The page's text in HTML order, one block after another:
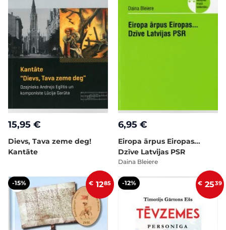
15,95 €
Dievs, Tava zeme deg!
Kantāte
6,95 €
Eiropa ārpus Eiropas...
Dzīve Latvijas PSR
Daina Bleiere
-15% € 1285 -12% € 2539